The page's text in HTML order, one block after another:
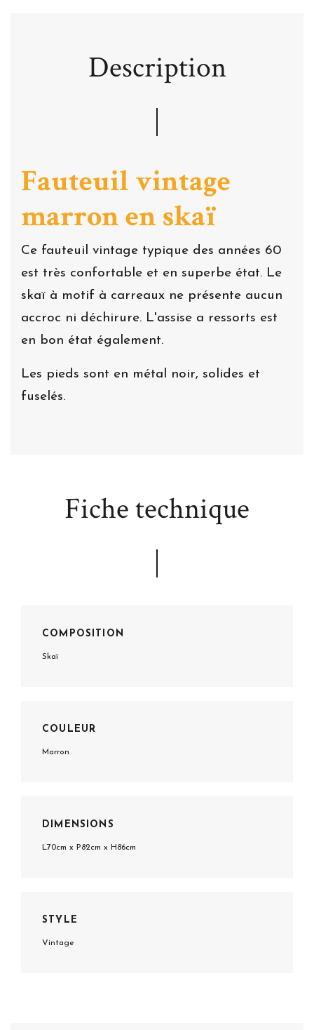
Description
Fauteuil vintage
marron en skaï
Ce fauteuil vintage typique des années 60
est très confortable et en superbe état. Le
skaï à motif à carreaux ne présente aucun
accroc ni déchirure. L'assise a ressorts est
en bon état également.
Les pieds sont en métal noir, solides et
fuselés.
Fiche technique
COMPOSITION
Skaï
COULEUR
Marron
DIMENSIONS
L70cm x P82cm x H86cm
STYLE
Vintage